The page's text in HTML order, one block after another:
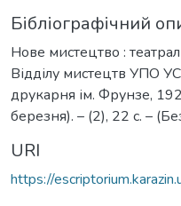
Бібліографічний
Нове мистецтво :
Відділу мистецтв УПО
друкарня ім. Фрунзе,
березня). – (2), 22 с. –
URI
https://